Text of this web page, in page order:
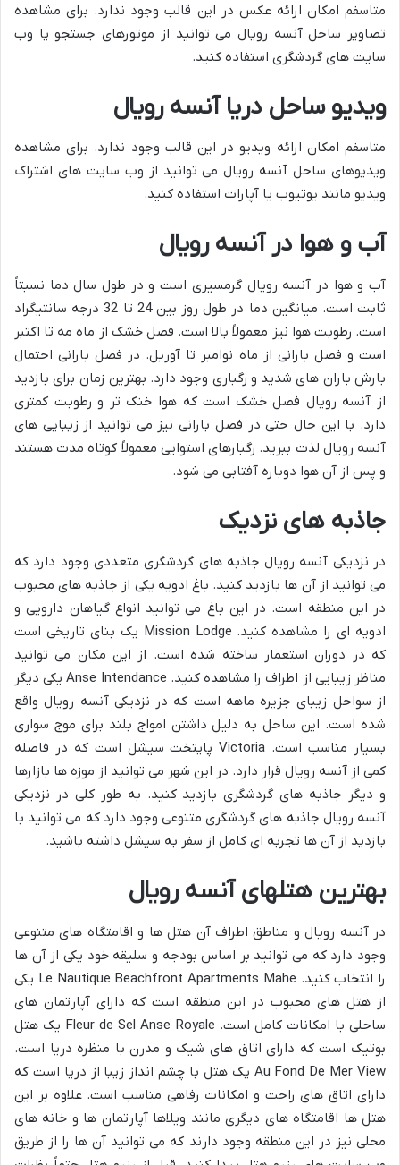
متاسفم امکان ارائه عکس در این قالب وجود ندارد. برای مشاهده
تصاویر ساحل آنسه رویال می توانید از موتورهای جستجو یا وب
سایت های گردشگری استفاده کنید.
ویدیو ساحل دریا آنسه رویال
متاسفم امکان ارائه ویدیو در این قالب وجود ندارد. برای مشاهده
ویدیوهای ساحل آنسه رویال می توانید از وب سایت های اشتراک
ویدیو مانند یوتیوب یا آپارات استفاده کنید.
آب و هوا در آنسه رویال
آب و هوا در آنسه رویال گرمسیری است و در طول سال دما نسبتاً
ثابت است. میانگین دما در طول روز بین 24 تا 32 درجه سانتیگراد
است. رطوبت هوا نیز معمولاً بالا است. فصل خشک از ماه مه تا اکتبر
است و فصل بارانی از ماه نوامبر تا آوریل. در فصل بارانی احتمال
بارش باران های شدید و رگباری وجود دارد. بهترین زمان برای بازدید
از آنسه رویال فصل خشک است که هوا خنک تر و رطوبت کمتری
دارد. با این حال حتی در فصل بارانی نیز می توانید از زیبایی های
آنسه رویال لذت ببرید. رگبارهای استوایی معمولاً کوتاه مدت هستند
و پس از آن هوا دوباره آفتابی می شود.
جاذبه های نزدیک
در نزدیکی آنسه رویال جاذبه های گردشگری متعددی وجود دارد که
می توانید از آن ها بازدید کنید. باغ ادویه یکی از جاذبه های محبوب
در این منطقه است. در این باغ می توانید انواع گیاهان دارویی و
ادویه ای را مشاهده کنید. Mission Lodge یک بنای تاریخی است
که در دوران استعمار ساخته شده است. از این مکان می توانید
مناظر زیبایی از اطراف را مشاهده کنید. Anse Intendance یکی دیگر
از سواحل زیبای جزیره ماهه است که در نزدیکی آنسه رویال واقع
شده است. این ساحل به دلیل داشتن امواج بلند برای موج سواری
بسیار مناسب است. Victoria پایتخت سیشل است که در فاصله
کمی از آنسه رویال قرار دارد. در این شهر می توانید از موزه ها بازارها
و دیگر جاذبه های گردشگری بازدید کنید. به طور کلی در نزدیکی
آنسه رویال جاذبه های گردشگری متنوعی وجود دارد که می توانید با
بازدید از آن ها تجربه ای کامل از سفر به سیشل داشته باشید.
بهترین هتلهای آنسه رویال
در آنسه رویال و مناطق اطراف آن هتل ها و اقامتگاه های متنوعی
وجود دارد که می توانید بر اساس بودجه و سلیقه خود یکی از آن ها
را انتخاب کنید. Le Nautique Beachfront Apartments Mahe یکی
از هتل های محبوب در این منطقه است که دارای آپارتمان های
ساحلی با امکانات کامل است. Fleur de Sel Anse Royale یک هتل
بوتیک است که دارای اتاق های شیک و مدرن با منظره دریا است.
Au Fond De Mer View یک هتل با چشم انداز زیبا از دریا است که
دارای اتاق های راحت و امکانات رفاهی مناسب است. علاوه بر این
هتل ها اقامتگاه های دیگری مانند ویلاها آپارتمان ها و خانه های
محلی نیز در این منطقه وجود دارند که می توانید آن ها را از طریق